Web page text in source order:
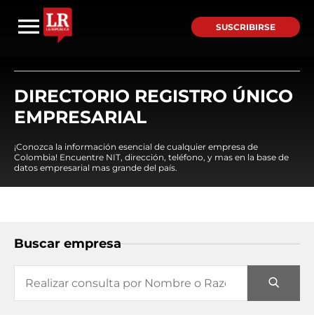
SUSCRIBIRSE
DIRECTORIO REGISTRO ÚNICO
EMPRESARIAL
¡Conozca la información esencial de cualquier empresa de
Colombia! Encuentre NIT, dirección, teléfono, y mas en la base de
datos empresarial mas grande del país.
Buscar empresa